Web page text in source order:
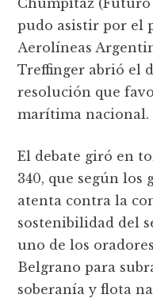
pudo asistir por el
Aerolíneas
Treffinger abrió el
resolución que
marítima nacional.
El debate giró en
340, que según los
atenta contra la
sostenibilidad del
uno de los
Belgrano para
soberanía y flota